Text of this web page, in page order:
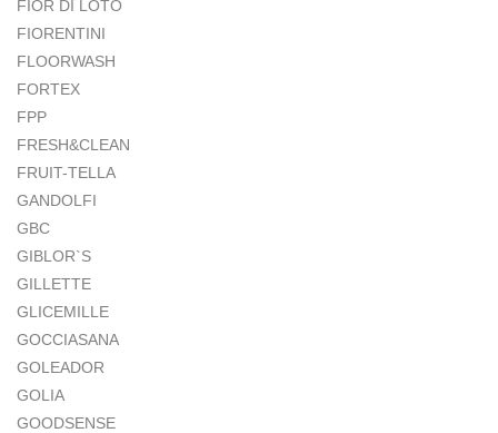
FIOR DI LOTO
FIORENTINI
FLOORWASH
FORTEX
FPP
FRESH&CLEAN
FRUIT-TELLA
GANDOLFI
GBC
GIBLOR`S
GILLETTE
GLICEMILLE
GOCCIASANA
GOLEADOR
GOLIA
GOODSENSE